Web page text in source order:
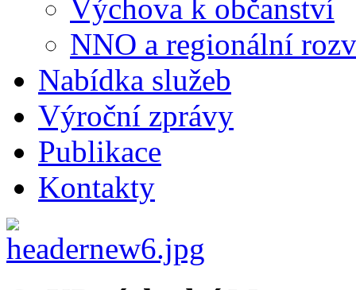
Výchova k občanství
NNO a regionální
Nabídka služeb
Výroční zprávy
Publikace
Kontakty